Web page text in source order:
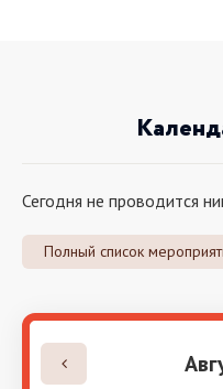
Сегодня не проводится
Полный список